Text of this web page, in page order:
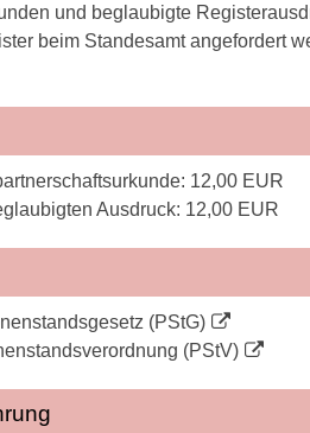
und beglaubigte
beim Standesamt angefordert
12,00 EUR
Ausdruck: 12,00 EUR
(PStG)
(PStV)